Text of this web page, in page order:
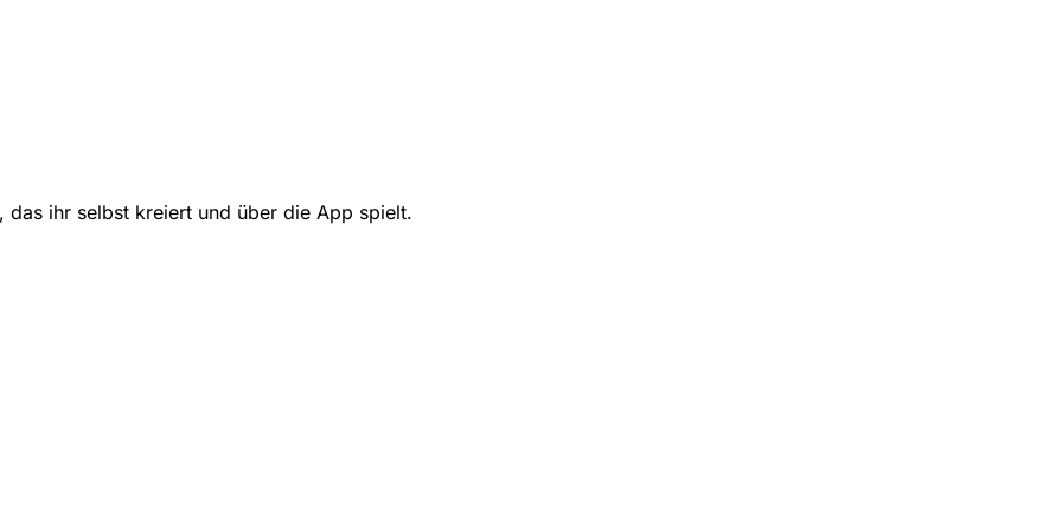
das ihr selbst kreiert und über die App spielt.